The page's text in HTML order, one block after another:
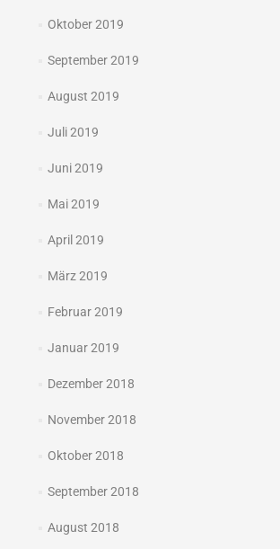
Oktober 2019
September 2019
August 2019
Juli 2019
Juni 2019
Mai 2019
April 2019
März 2019
Februar 2019
Januar 2019
Dezember 2018
November 2018
Oktober 2018
September 2018
August 2018